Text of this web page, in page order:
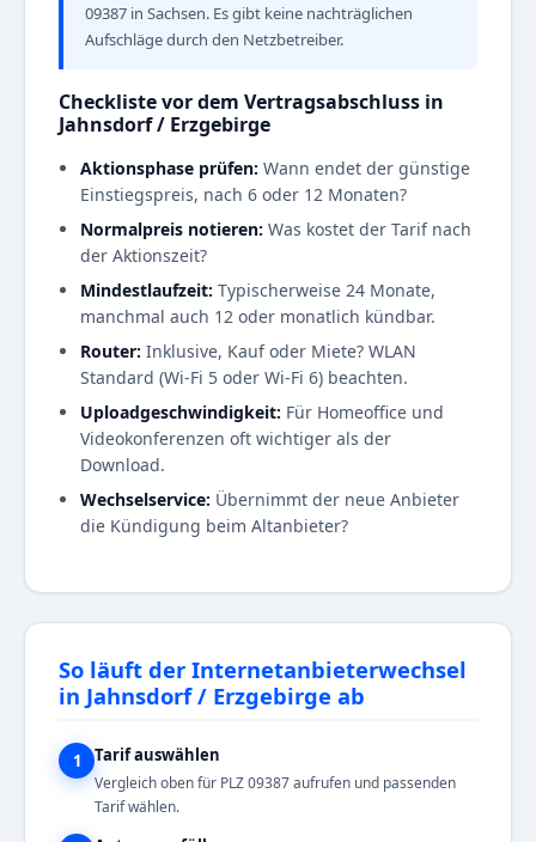
09387 in Sachsen. Es gibt keine nachträglichen
Aufschläge durch den Netzbetreiber.
Checkliste vor dem Vertragsabschluss in
Jahnsdorf / Erzgebirge
Aktionsphase prüfen: Wann endet der günstige
Einstiegspreis, nach 6 oder 12 Monaten?
Normalpreis notieren: Was kostet der Tarif nach
der Aktionszeit?
Mindestlaufzeit: Typischerweise 24 Monate,
manchmal auch 12 oder monatlich kündbar.
Router: Inklusive, Kauf oder Miete? WLAN
Standard (Wi-Fi 5 oder Wi-Fi 6) beachten.
Uploadgeschwindigkeit: Für Homeoffice und
Videokonferenzen oft wichtiger als der
Download.
Wechselservice: Übernimmt der neue Anbieter
die Kündigung beim Altanbieter?
So läuft der Internetanbieterwechsel
in Jahnsdorf / Erzgebirge ab
1 Tarif auswählen
Vergleich oben für PLZ 09387 aufrufen und passenden
Tarif wählen.